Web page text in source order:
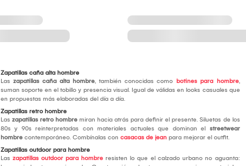
Zapatillas caña alta hombre
Las zapatillas caña alta hombre, también conocidas como botines para hombre,
suman soporte en el tobillo y presencia visual. Igual de válidas en looks casuales que
en propuestas más elaboradas del día a día.
Zapatillas retro hombre
Las zapatillas retro hombremiran hacia atrás para definir el presente. Siluetas de los
80s y 90s reinterpretadas con materiales actuales que dominan el streetwear
hombrecontemporáneo. Combínalas con casacas de jeanpara mejorar el outfit.
Zapatillas outdoor para hombre
Las zapatillas outdoor para hombreresisten lo que el calzado urbano no aguanta: